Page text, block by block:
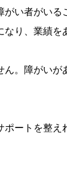
い者がい
り、業績を
。障がい
ートを整